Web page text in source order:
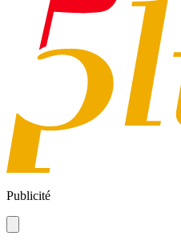
Publicité